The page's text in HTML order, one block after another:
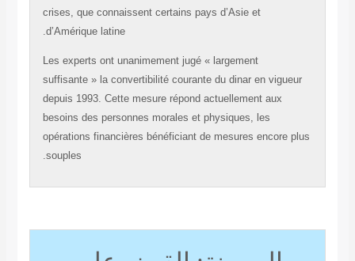
crises, que connaissent certains pays d’Asie et
d’Amérique latine.
Les experts ont unanimement jugé « largement
suffisante » la convertibilité courante du dinar en
depuis 1993. Cette mesure répond actuellement aux
besoins des personnes morales et physiques, les
opérations financières bénéficiant de mesures